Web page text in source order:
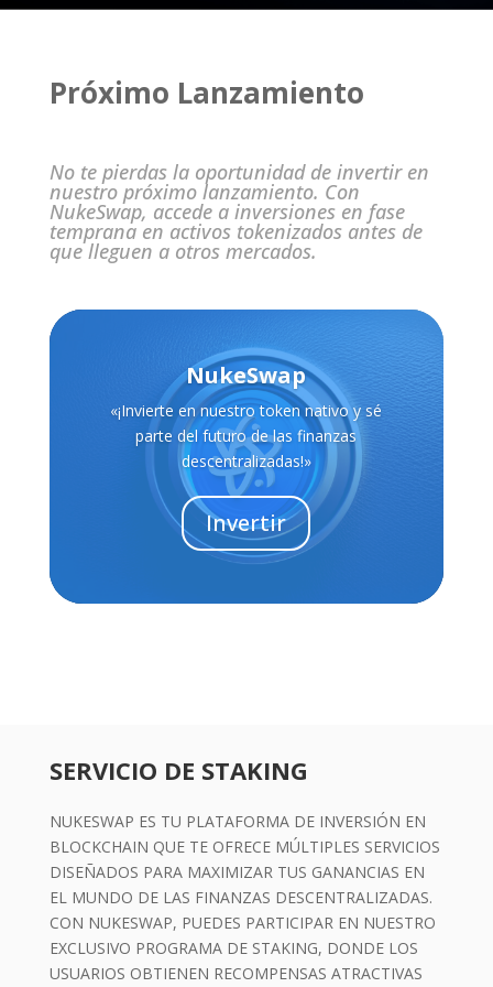
Próximo Lanzamiento
No te pierdas la oportunidad de invertir en
nuestro próximo lanzamiento. Con
NukeSwap, accede a inversiones en fase
temprana en activos tokenizados antes de
que lleguen a otros mercados.
NukeSwap
«¡Invierte en nuestro token nativo y sé
parte del futuro de las finanzas
descentralizadas!»
Invertir
SERVICIO DE STAKING
NUKESWAP ES TU PLATAFORMA DE INVERSIÓN EN
BLOCKCHAIN QUE TE OFRECE MÚLTIPLES SERVICIOS
DISEÑADOS PARA MAXIMIZAR TUS GANANCIAS EN
EL MUNDO DE LAS FINANZAS DESCENTRALIZADAS.
CON NUKESWAP, PUEDES PARTICIPAR EN NUESTRO
EXCLUSIVO PROGRAMA DE STAKING, DONDE LOS
USUARIOS OBTIENEN RECOMPENSAS ATRACTIVAS